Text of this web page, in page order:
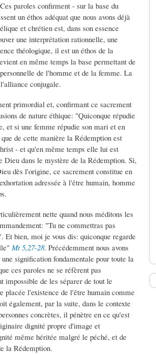
paroles confirment - sur la base du
un éthos adéquat que nous avons déjà
et chrétien est, dans son essence
une interprétation rationnelle, une
théologique, il est un éthos de la
en même temps la base permettant de
de l'homme et de la femme. La
conjugale.
primordial et, confirmant ce sacrement
de nature éthique: "Quiconque répudie
et si une femme répudie son mari et en
de cette manière la Rédemption est
- et qu'en même temps elle lui est
Dieu dans le mystère de la Rédemption. Si,
dès l'origine, ce sacrement constitue en
adressée à l'être humain, homme
nette quand nous méditons les
"Tu ne commettras pas
bien, moi je vous dis: quiconque regarde
Mt 5,27-28. Précédemment nous avons
signification fondamentale pour toute la
ces paroles ne se réfèrent pas
impossible de les séparer de tout le
placée l'existence de l'être humain comme
également, par la suite, dans le contexte
concrètes, il pénètre en ce qu'est
dignité propre d'image et
même héritée malgré le péché, et de
la Rédemption.